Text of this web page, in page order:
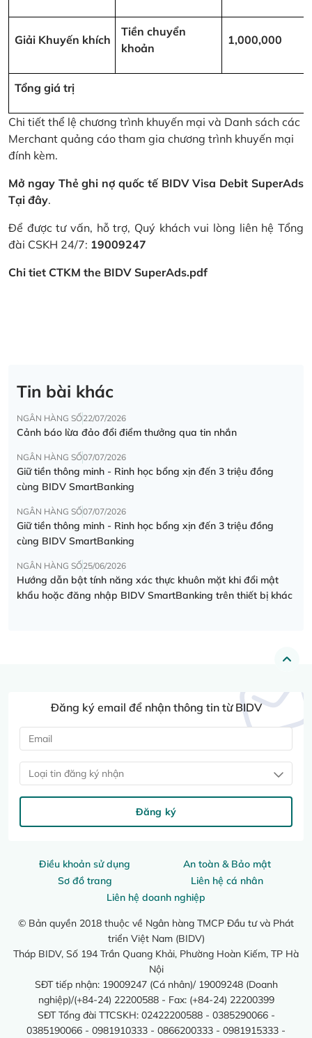
Giải Khuyến khích
Tiền chuyển
khoản
1,000,000
Tổng giá trị
Chi tiết thể lệ chương trình khuyến mại và Danh sách các
Merchant quảng cáo tham gia chương trình khuyến mại
đính kèm.
Mở ngay Thẻ ghi nợ quốc tế BIDV Visa Debit SuperAds
Tại đây.
Để được tư vấn, hỗ trợ, Quý khách vui lòng liên hệ Tổng
đài CSKH 24/7: 19009247
Chi tiet CTKM the BIDV SuperAds.pdf
Tin bài khác
NGÂN HÀNG SỐ22/07/2026
Cảnh báo lừa đảo đổi điểm thưởng qua tin nhắn
NGÂN HÀNG SỐ07/07/2026
Giữ tiền thông minh - Rinh học bổng xịn đến 3 triệu đồng
cùng BIDV SmartBanking
NGÂN HÀNG SỐ07/07/2026
Giữ tiền thông minh - Rinh học bổng xịn đến 3 triệu đồng
cùng BIDV SmartBanking
NGÂN HÀNG SỐ25/06/2026
Hướng dẫn bật tính năng xác thực khuôn mặt khi đổi mật
khẩu hoặc đăng nhập BIDV SmartBanking trên thiết bị khác
Điều khoản sử dụng
An toàn & Bảo mật
Sơ đồ trang
Liên hệ cá nhân
Liên hệ doanh nghiệp
© Bản quyền 2018 thuộc về Ngân hàng TMCP Đầu tư và Phát
triển Việt Nam (BIDV)
Tháp BIDV, Số 194 Trần Quang Khải, Phường Hoàn Kiếm, TP Hà
Nội
SĐT tiếp nhận: 19009247 (Cá nhân)/ 19009248 (Doanh
nghiệp)/(+84-24) 22200588 - Fax: (+84-24) 22200399
SĐT Tổng đài TTCSKH: 02422200588 - 0385290066 -
0385190066 - 0981910333 - 0866200333 - 0981915333 -
Đăng ký email để nhận thông tin từ BIDV
Loại tin đăng ký nhận
Đăng ký